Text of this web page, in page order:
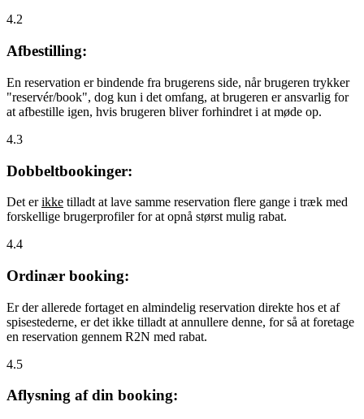
4.2
Afbestilling:
En reservation er bindende fra brugerens side, når brugeren trykker
"reservér/book", dog kun i det omfang, at brugeren er ansvarlig for
at afbestille igen, hvis brugeren bliver forhindret i at møde op.
4.3
Dobbeltbookinger:
Det erikke tilladt at lave samme reservation flere gange i træk med
forskellige brugerprofiler for at opnå størst mulig rabat.
4.4
Ordinær booking:
Er der allerede fortaget en almindelig reservation direkte hos et af
spisestederne, er det ikke tilladt at annullere denne, for så at foretage
en reservation gennem R2N med rabat.
4.5
Aflysning af din booking: